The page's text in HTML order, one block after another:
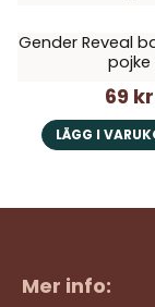
Gender Reveal
pojke
69 kr
LÄGG I
Mer info: